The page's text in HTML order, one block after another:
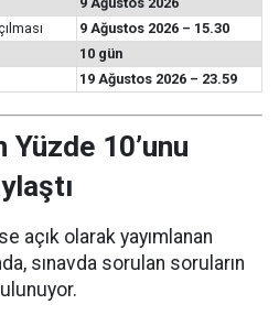
9 Ağustos 2026 – 15.30
10 gün
19 Ağustos 2026 – 23.59
Yüzde 10’unu
açık olarak yayımlanan
sınavda sorulan soruların